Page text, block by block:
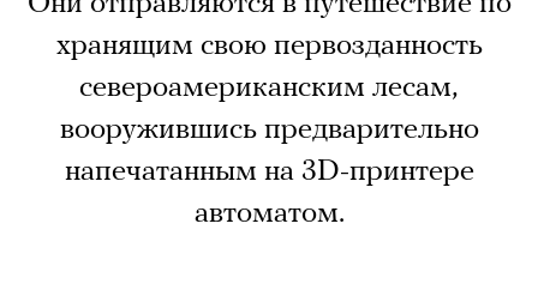
хранящим свою первозданность
североамериканским лесам,
вооружившись предварительно
напечатанным на 3D-принтере
автоматом.